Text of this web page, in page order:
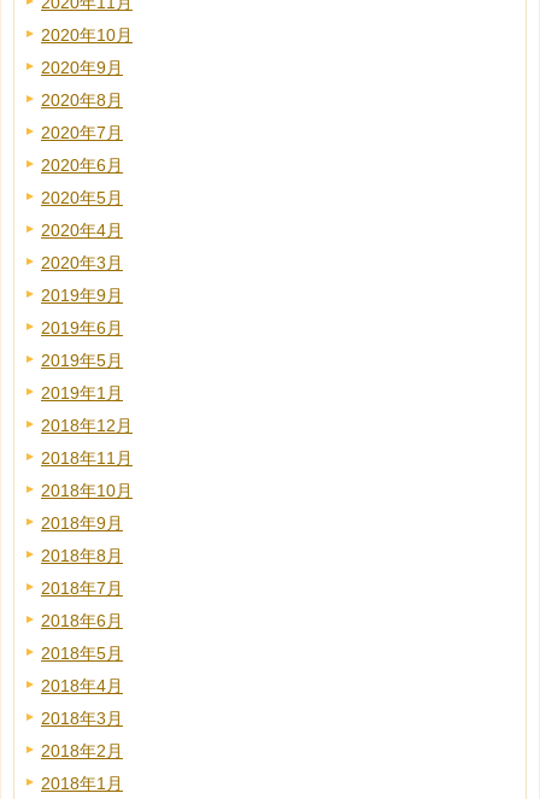
2020年10月
2020年9月
2020年8月
2020年7月
2020年6月
2020年5月
2020年4月
2020年3月
2019年9月
2019年6月
2019年5月
2019年1月
2018年12月
2018年11月
2018年10月
2018年9月
2018年8月
2018年7月
2018年6月
2018年5月
2018年4月
2018年3月
2018年2月
2018年1月